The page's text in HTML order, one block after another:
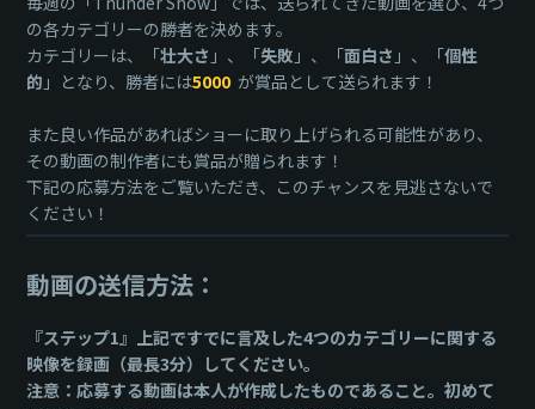
の各カテゴリーの勝者を決めます。
カテゴリーは、「壮大さ 」、「失敗 」、「面白さ 」、「個性
的 」となり、勝者には5000 が賞品として送られます！
また良い作品があればショーに取り上げられる可能性があり、
その動画の制作者にも賞品が贈られます！
下記の応募方法をご覧いただき、このチャンスを見逃さないで
ください！
動画の送信方法：
『ステップ1』上記ですでに言及した4つのカテゴリーに関する
映像を録画（最長3分）してください。
注意：応募する動画は本人が作成したものであること。初めて